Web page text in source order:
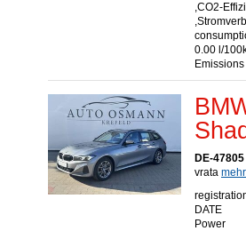
,CO2-
0.00 l/
DE-
vrata
DATE
Power